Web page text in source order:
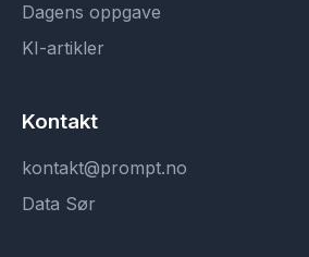
Dagens oppgave
KI-artikler
Kontakt
kontakt@prompt.no
Data Sør